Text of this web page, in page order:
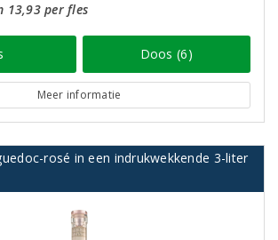
13,93 per fles
Doos (6)
Meer informatie
rosé in een indrukwekkende 3-liter